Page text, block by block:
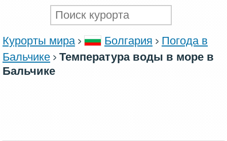
Курорты мира Болгария
Погода в
Бальчике
Температура воды в море в
Бальчике